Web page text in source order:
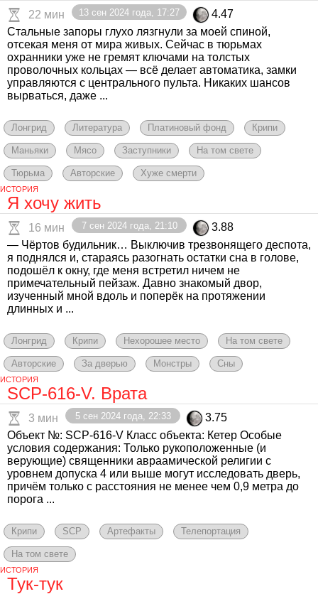
22 мин 13 сен 2024 года, 17:27
4.47
Стальные запоры глухо лязгнули за моей спиной,
отсекая меня от мира живых. Сейчас в тюрьмах
охранники уже не гремят ключами на толстых
проволочных кольцах — всё делает автоматика, замки
управляются с центрального пульта. Никаких шансов
вырваться, даже ...
Лонгрид Литература Платиновый фонд Крипи
Маньяки Мясо Заступники На том свете
Тюрьма Авторские Хуже смерти
ИСТОРИЯ
Я хочу жить
16 мин 7 сен 2024 года, 21:10
3.88
— Чёртов будильник… Выключив трезвонящего деспота,
я поднялся и, стараясь разогнать остатки сна в голове,
подошёл к окну, где меня встретил ничем не
примечательный пейзаж. Давно знакомый двор,
изученный мной вдоль и поперёк на протяжении
длинных и ...
Лонгрид Крипи Нехорошее место На том свете
Авторские За дверью Монстры Сны
ИСТОРИЯ
SCP-616-V. Врата
3 мин 5 сен 2024 года, 22:33
3.75
Объект №: SCP-616-V Класс объекта: Кетер Особые
условия содержания: Только рукоположенные (и
верующие) священники авраамической религии с
уровнем допуска 4 или выше могут исследовать дверь,
причём только с расстояния не менее чем 0,9 метра до
порога ...
Крипи SCP Артефакты Телепортация
На том свете
ИСТОРИЯ
Тук-тук